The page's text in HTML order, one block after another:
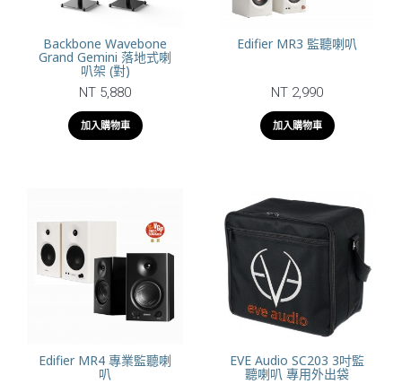
Backbone Wavebone
Grand Gemini 落地式喇
叭架 (對)
NT 5,880
加入購物車
Edifier MR3 監聽喇叭
NT 2,990
加入購物車
Edifier MR4 專業監聽喇
叭
EVE Audio SC203 3吋監
聽喇叭 專用外出袋